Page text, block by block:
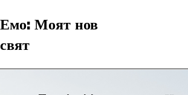
Емо: Моят нов
свят